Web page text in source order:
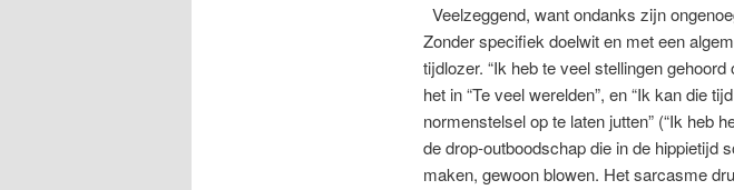
Veelzeggend, want ondanks zijn
Zonder specifiek doelwit en met een
tijdlozer. “Ik heb te veel stellingen
het in “Te veel werelden”, en “Ik kan die
normenstelsel op te laten jutten” (“Ik heb
de drop-outboodschap die in de hippietijd
maken, gewoon blowen. Het sarcasme